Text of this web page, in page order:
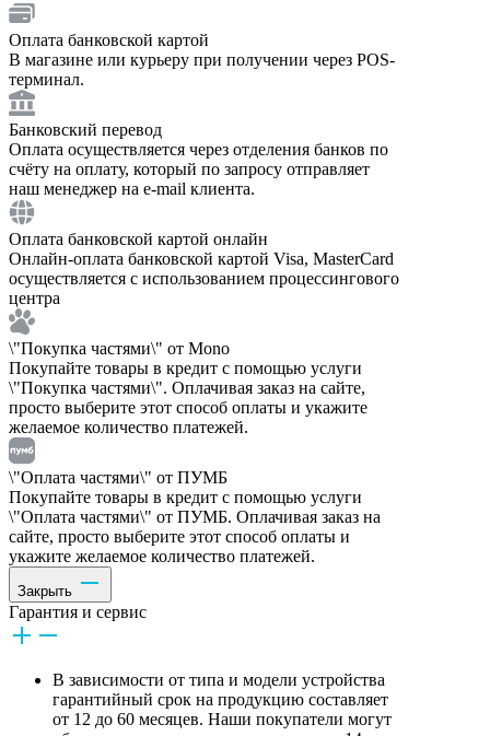
Оплата банковской картой
В магазине или курьеру при получении через POS-
терминал.
Банковский перевод
Оплата осуществляется через отделения банков по
счёту на оплату, который по запросу отправляет
наш менеджер на e-mail клиента.
Оплата банковской картой онлайн
Онлайн-оплата банковской картой Visa, MasterCard
осуществляется с использованием процессингового
центра
\"Покупка частями\" от Mono
Покупайте товары в кредит с помощью услуги
\"Покупка частями\". Оплачивая заказ на сайте,
просто выберите этот способ оплаты и укажите
желаемое количество платежей.
\"Оплата частями\" от ПУМБ
Покупайте товары в кредит с помощью услуги
\"Оплата частями\" от ПУМБ. Оплачивая заказ на
сайте, просто выберите этот способ оплаты и
укажите желаемое количество платежей.
Закрыть
Гарантия и сервис
В зависимости от типа и модели устройства
гарантийный срок на продукцию составляет
от 12 до 60 месяцев. Наши покупатели могут